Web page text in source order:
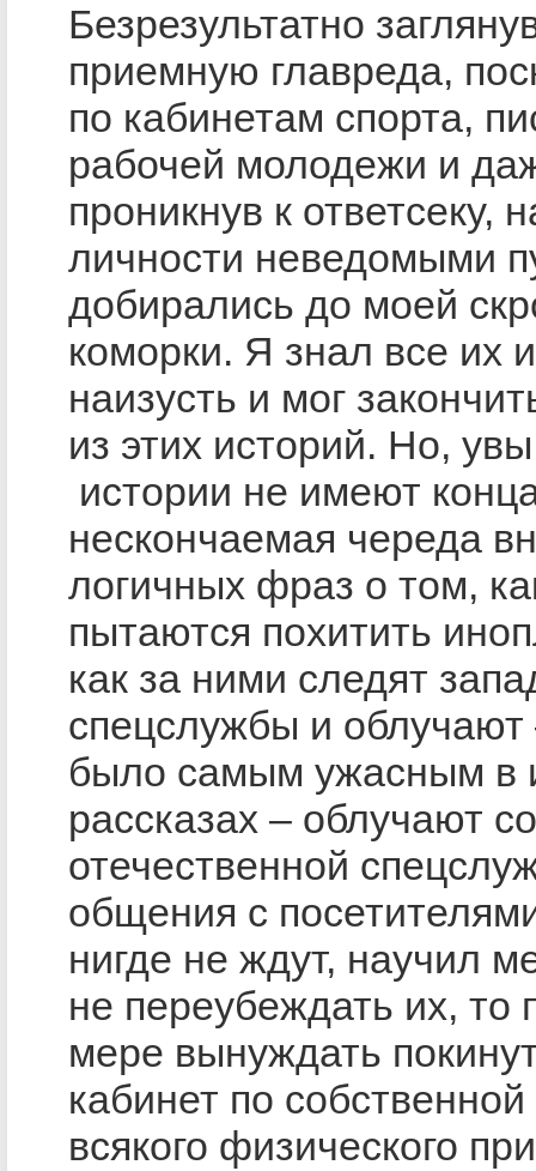
Безрезультатно
приемную главреда,
по кабинетам спорта,
рабочей молодежи и
проникнув к ответсеку,
личности неведомыми
добирались до моей
коморки. Я знал все их
наизусть и мог
из этих историй. Но,
истории не имеют
нескончаемая череда
логичных фраз о том,
пытаются похитить
как за ними следят
спецслужбы и облучают
было самым ужасным в
рассказах – облучают
отечественной
общения с
нигде не ждут, научил
не переубеждать их, то
мере вынуждать
кабинет по
всякого физического